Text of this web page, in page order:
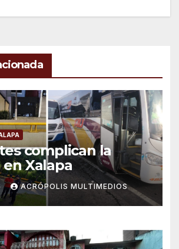
complican la
Xalapa
ACRÓPOLIS MULTIMEDIOS